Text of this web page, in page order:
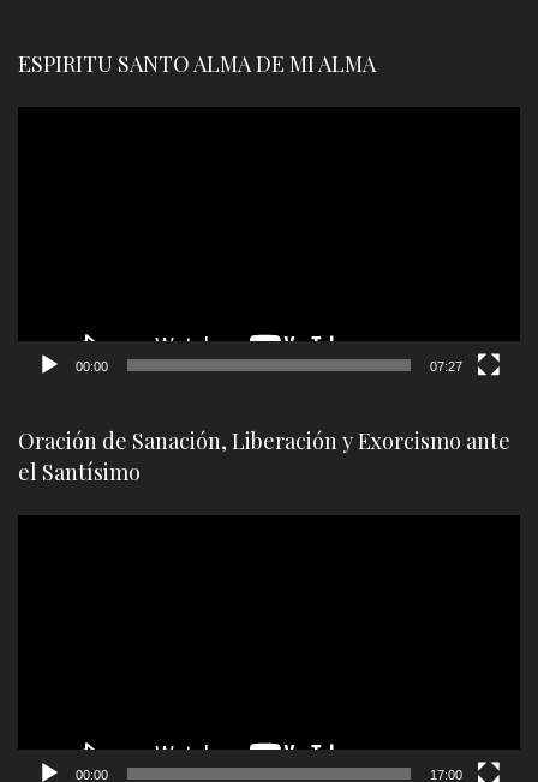
ESPIRITU SANTO ALMA DE MI ALMA
00:00 07:27
Oración de Sanación, Liberación y Exorcismo ante
el Santísimo
00:00 17:00